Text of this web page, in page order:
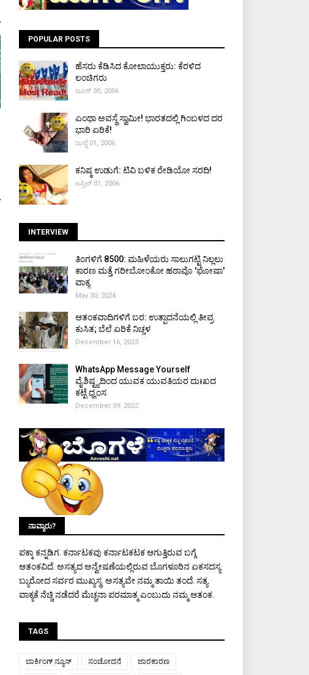
POPULAR POSTS
ಹೆಸರು ಕೆಡಿಸಿದ ಕೋಲಾಯುಕ್ತರು: ಕೆರಳಿದ
ಲಂಚಿಗರು
ಜೂನ್ 30, 2006
ಎಂಥಾ ಅವಸ್ಥೆ ಸ್ವಾಮೀ! ಭಾರತದಲ್ಲಿ ಗಿಂಬಳದ ದರ
ಭಾರಿ ಏರಿಕೆ!
ಜುಲೈ 01, 2006
ಕನಿಷ್ಠ ಉಡುಗೆ: ಟಿವಿ ಬಳಿಕ ರೇಡಿಯೋ ಸರದಿ!
ಏಪ್ರಿಲ್ 01, 2006
INTERVIEW
ತಿಂಗಳಿಗೆ ₹8500: ಮಹಿಳೆಯರು ಸಾಲುಗಟ್ಟಿ ನಿಲ್ಲಲು
ಕಾರಣ ಮತ್ತೆ ಗರೀಬೋಂಕೋ ಹಠಾವೊ 'ಘೋಷಾ'
ವಾಕ್ಯ
May 30, 2024
ಆತಂಕವಾದಿಗಳಿಗೆ ಬರ: ಉತ್ಪಾದನೆಯಲ್ಲಿ ತೀವ್ರ
ಕುಸಿತ; ಬೆಲೆ ಏರಿಕೆ ನಿಚ್ಚಳ
December 16, 2023
WhatsApp Message Yourself
ವೈಶಿಷ್ಟ್ಯದಿಂದ ಯುವಕ ಯುವತಿಯರ ದುಃಖದ
ಕಟ್ಟೆ ಧ್ವಂಸ
December 09, 2022
ನಾವ್ಯಾರು?
ಪಕ್ಕಾ ಕನ್ನಡಿಗ. ಕರ್ನಾಟಕವು ಕರ್ನಾಟಕಟಕ ಆಗುತ್ತಿರುವ ಬಗ್ಗೆ
ಆತಂಕವಿದೆ. ಅಸತ್ಯದ ಅನ್ವೇಷಣೆಯಲ್ಲಿರುವ ಬೊಗಳೂರಿನ ಏಕಸದಸ್ಯ
ಬ್ಯುರೋದ ಸರ್ವರ ಮುಖ್ಯಸ್ಥ. ಅಸತ್ಯವೇ ನಮ್ಮ ತಾಯಿ ತಂದೆ. ಸತ್ಯ
ವಾಕ್ಯಕೆ ನೆಚ್ಚಿ ನಡೆದರೆ ಮೆಚ್ಚನಾ ಪರಮಾತ್ಮ ಎಂಬುದು ನಮ್ಮ ಆತಂಕ.
TAGS
ಬಾರ್ಕಿಂಗ್ ನ್ಯೂಸ್ ಸಂಚೋದನೆ ಜಾರಕಾರಣ